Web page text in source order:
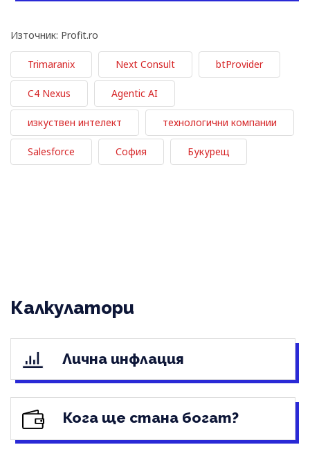
Източник: Profit.ro
Trimaranix Next Consult btProvider
C4 Nexus Agentic AI
изкуствен интелект технологични компании
Salesforce София Букурещ
Калкулатори
Лична инфлация
Кога ще стана богат?